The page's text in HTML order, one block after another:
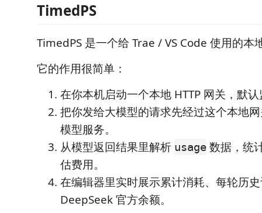
TimedPS
TimedPS 是一个给 Trae / VS Code 使用的本
它的作用很简单：
在你本机启动一个本地 HTTP 网关，默
把你发给大模型的请求先经过这个本地
模型服务。
从模型返回结果里解析 usage 数据，统
估费用。
在编辑器里实时展示累计消耗、每轮历
DeepSeek 官方余额。